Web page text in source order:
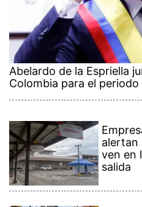
Abelardo de la Espriella
Colombia para el
alertan
ven en
salida